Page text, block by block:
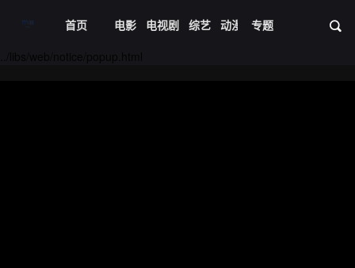
首页 电影 电视剧 综艺 动漫 短剧大全 资
专题